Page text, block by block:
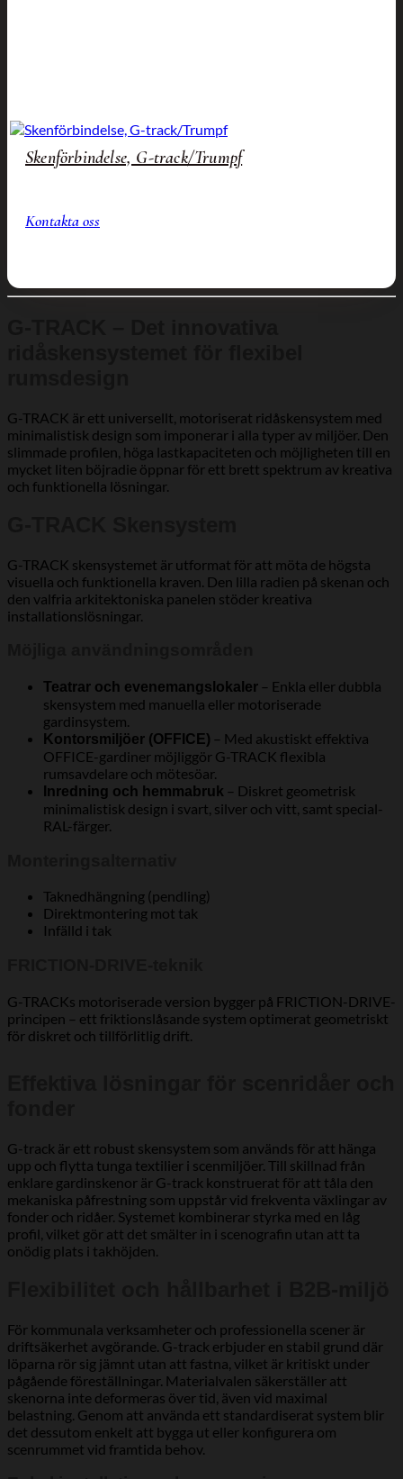
Skenförbindelse, G-track/Trumpf
Kontakta oss
G-TRACK är ett universellt, motoriserat ridåskensystem med
minimalistisk design som imponerar i alla typer av miljöer. Den
slimmade profilen, höga lastkapaciteten och möjligheten till en
mycket liten böjradie öppnar för ett brett spektrum av kreativa
och funktionella lösningar.
G-TRACK skensystemet är utformat för att möta de högsta
visuella och funktionella kraven. Den lilla radien på skenan och
den valfria arkitektoniska panelen stöder kreativa
installationslösningar.
Teatrar och evenemangslokaler – Enkla eller dubbla
skensystem med manuella eller motoriserade
gardinsystem.
Kontorsmiljöer (OFFICE) – Med akustiskt effektiva
OFFICE-gardiner möjliggör G-TRACK flexibla
rumsavdelare och mötesöar.
Inredning och hemmabruk – Diskret geometrisk
minimalistisk design i svart, silver och vitt, samt special-
RAL-färger.
Taknedhängning (pendling)
Direktmontering mot tak
Infälld i tak
G-TRACKs motoriserade version bygger på FRICTION-DRIVE-
principen – ett friktionslåsande system optimerat geometriskt
för diskret och tillförlitlig drift.
G-track är ett robust skensystem som används för att hänga
upp och flytta tunga textilier i scenmiljöer. Till skillnad från
enklare gardinskenor är G-track konstruerat för att tåla den
mekaniska påfrestning som uppstår vid frekventa växlingar av
fonder och ridåer. Systemet kombinerar styrka med en låg
profil, vilket gör att det smälter in i scenografin utan att ta
onödig plats i takhöjden.
För kommunala verksamheter och professionella scener är
driftsäkerhet avgörande. G-track erbjuder en stabil grund där
löparna rör sig jämnt utan att fastna, vilket är kritiskt under
pågående föreställningar. Materialvalen säkerställer att
skenorna inte deformeras över tid, även vid maximal
belastning. Genom att använda ett standardiserat system blir
det dessutom enkelt att bygga ut eller konfigurera om
scenrummet vid framtida behov.